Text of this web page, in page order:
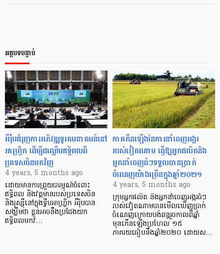
អត្ថបទបន្ទាប់
អឺរ៉ុបជំរុញការអភិវឌ្ឍទូរគមនាគមន៍នៅ
អាហ្វ្រិក ដើម្បីដណ្តើមឥទ្ធិពលពី
ប្រទេសចិនមកវិញ
4 years, 5 months ago
ដោយមានការព្រួយបារម្មណ៍ចំពោះ
ឥទ្ធិពល និងវត្តមានរបស់ប្រទេសចិន
និងរុស្ស៊ីនៅក្នុងទ្វីបអាហ្វ្រិក អឺរ៉ុបបាន
សង្ឃឹមថា ខ្លួនអាចនឹងប្រជែងយក
ឥទ្ធិពលមកវ…
ការកើនឡើងនៃការនាំចេញអង្ករ
របស់វៀតណាម ធ្វើឱ្យអ្នកផលិតនិង
អ្នកនាំចេញធំៗទទួលបានប្រាក់
ចំណេញយ៉ាងច្រើនក្នុងឆ្នាំ២០២១
4 years, 5 months ago
ក្រុមអ្នកផលិត និងអ្នកនាំចេញអង្ករធំៗ
របស់វៀតណាមបានមើលឃើញប្រាក់
ចំណេញក្រោយបង់ពន្ធរួចកាលពីឆ្នាំ
មុនកើនឡើងប្រហែល ១៥
ភាគរយធៀបនឹងឆ្នាំ២០២០ ដោយស…